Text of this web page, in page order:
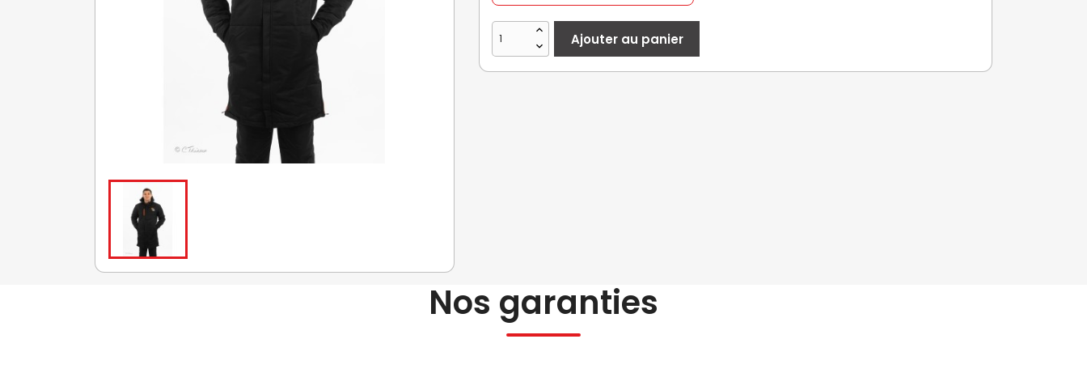
Ajouter au panier
Nos garanties